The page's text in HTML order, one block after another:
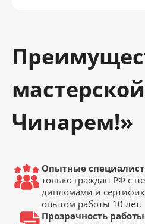
Чинарем!»
Опытные
только граждан РФ с
дипломами и
опытом работы 10 лет.
Прозрачность